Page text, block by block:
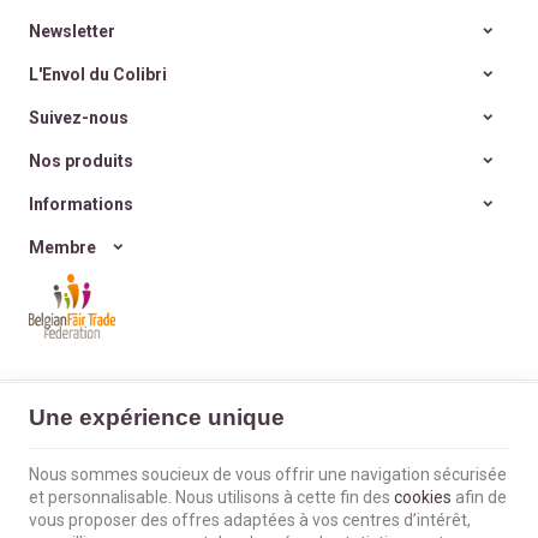
l’éphémère
enfin du sens, porteurs de
Et si on retrouvait
excès ni culpabilité ?
efficaces et zéro déchet.
Newsletter
L'Envol du Colibri
Suivez-nous
Nos produits
Informations
Membre
L'Envol du Colibri | N° d'entreprise : BE0660802404 |
Contact |Conditions générales
© Copyright 2023-2026 -E-net Business, accélérateur d'e-commerce pour
commerçants, indépendants & PME
Une expérience unique
Nous sommes soucieux de vous offrir une navigation sécurisée
et personnalisable. Nous utilisons à cette fin des cookies afin de
vous proposer des offres adaptées à vos centres d’intérêt,